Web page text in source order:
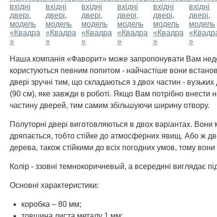
Наша компанія «Фаворит» може запропонувати Вам
користуються певним попитом - найчастіше вони
двері зручні тим, що складаються з двох частин -
(90 см), яке завжди в роботі. Якщо Вам потрібно внести
частину дверей, тим самим збільшуючи ширину отвору.
Полуторні двері виготовляються в двох варіантах.
дряпається, тобто стійке до атмосферних явищ. Або ж
дерева, також стійкими до всіх погодних умов, тому
Колір - ззовні темнокоричневый, а всередині виглядає
Основні характеристики:
коробка – 80 мм;